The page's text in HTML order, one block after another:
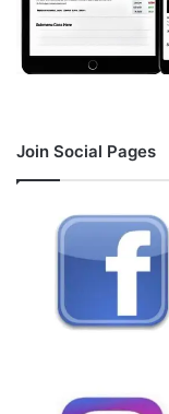
Join Social Pages